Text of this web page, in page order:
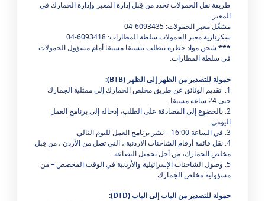
طريقة نقل الحمولات تحدد من قِبل إدارة المعبر وإدارة الجمارك في
المعبر.
مشغّل معبر الحمولات: 6093435-04
سكرتارية معبر الحمولات سلطة المطارات: 6093418-04
*** شحن مواد خطرة يتطلب تنسيقا مسبقا أمام مسؤول الحمولات
في سلطة المطارات.
حمولة للتصدير من الظهر إلى الظهر (
BTB
):
1. تقديم الوثائق عن طريق مخلص الجمارك إلى ممثلية الجمارك
حتى 24 ساعة مسبقا.
2. بالخضوع إلى المصادقة على الطلب، إدخاله إلى برنامج العمل
اليومي.
3. في الساعة 16:00 – نشر برنامج العمل لليوم التالي.
4. نقل قائمة أرقام الشاحنات الاردنية ، التي تصل من الأردن ، من قِبل
مخلص الجمارك، من أجل تحميل البضاعة.
5. وصول الشاحنات الإسرائيلية والأردنية في الوقت المخصص – من
مسؤولية مخلص الجمارك.
حمولة للتصدير من الباب إلى الباب (
DTD
):